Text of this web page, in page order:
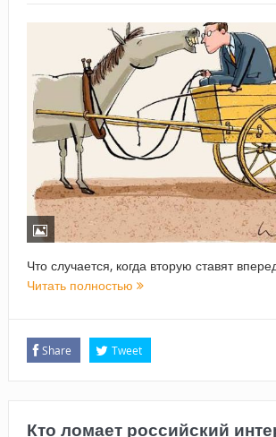
Что случается, когда вторую ставят
Читать полностью
Share Tweet
Кто ломает российский